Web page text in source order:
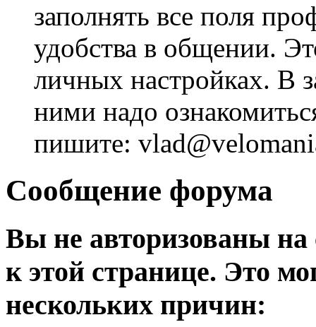
заполнять все поля
удобства в общении.
личных настройках. В
ними надо
пишите:
Сообщение форума
Вы не авторизованы на
к этой странице. Это
нескольких причин: